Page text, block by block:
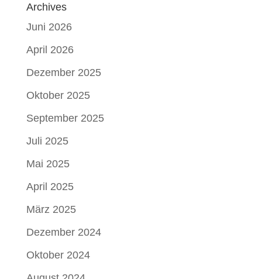
Archives
Juni 2026
April 2026
Dezember 2025
Oktober 2025
September 2025
Juli 2025
Mai 2025
April 2025
März 2025
Dezember 2024
Oktober 2024